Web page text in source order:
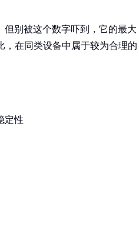
但别被这个数字吓到，它的最大
，在同类设备中属于较为合理的
定性